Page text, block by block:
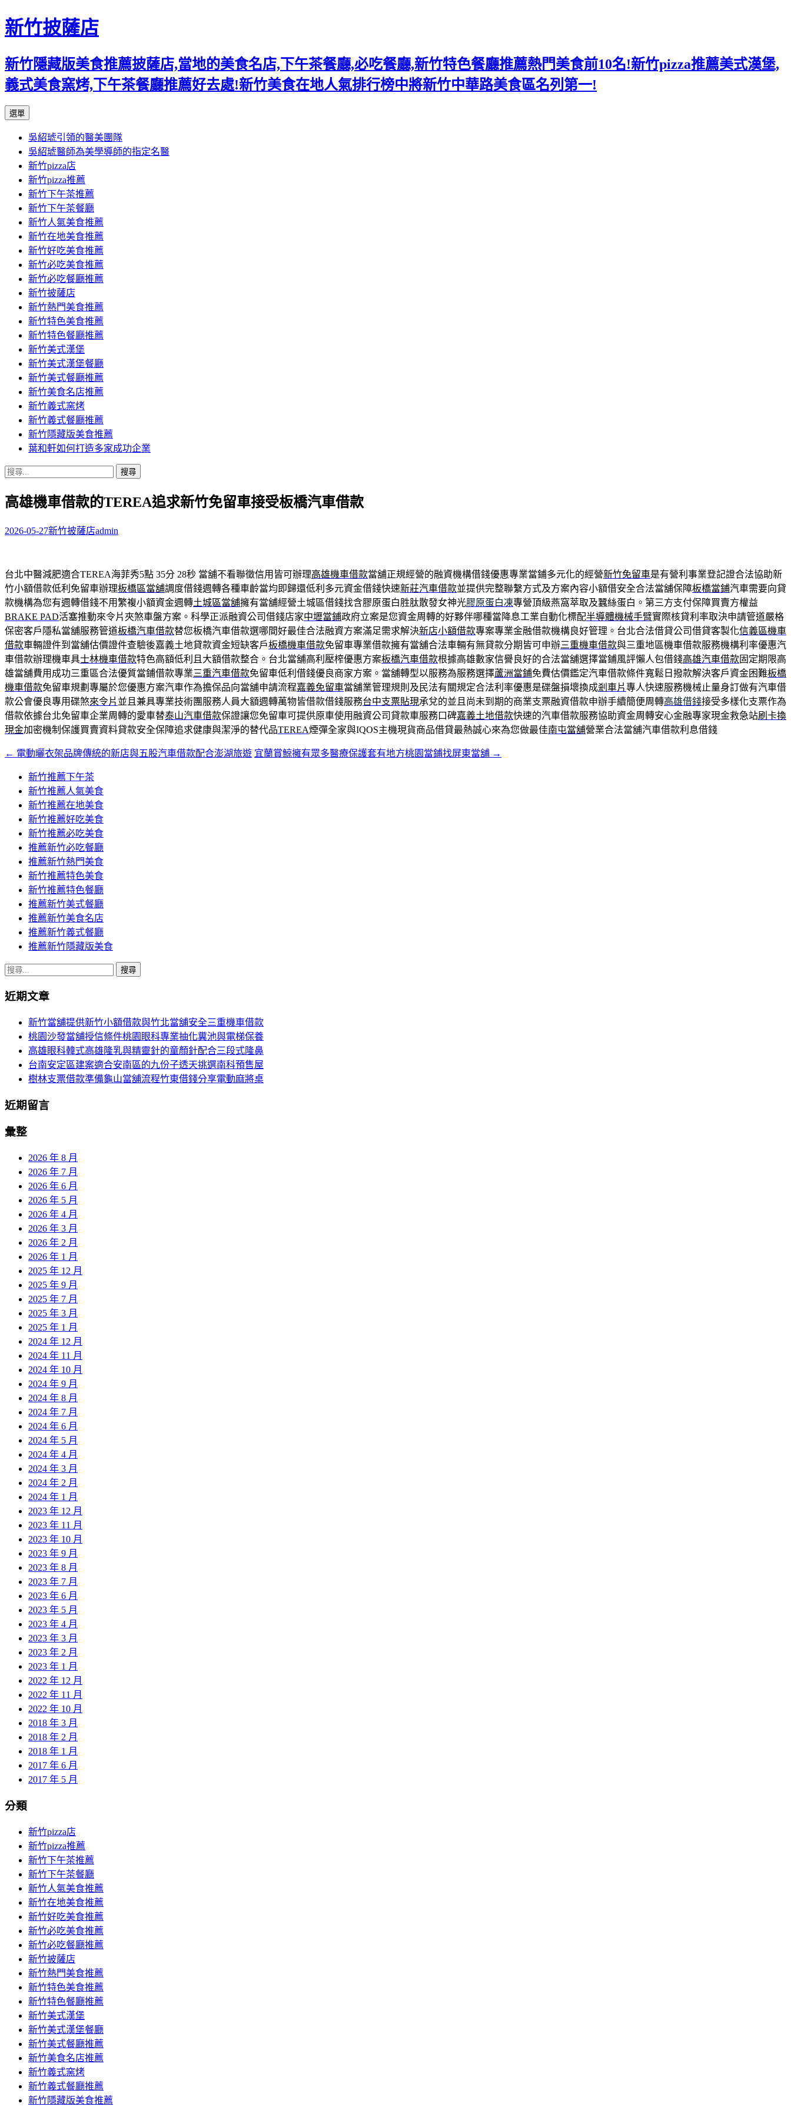
新竹披薩店
新竹隱藏版美食推薦披薩店,當地的美食名店,下午茶餐廳,必吃餐廳,新竹特色餐廳推薦熱門美食前10名!新竹pizza推薦美式漢堡,
義式美食窯烤,下午茶餐廳推薦好去處!新竹美食在地人氣排行榜中將新竹中華路美食區名列第一!
選單
主
要
內
容
吳紹琥引領的醫美團隊
吳紹琥醫師為美學導師的指定名醫
新竹pizza店
新竹pizza推薦
新竹下午茶推薦
新竹下午茶餐廳
新竹人氣美食推薦
新竹在地美食推薦
新竹好吃美食推薦
新竹必吃美食推薦
新竹必吃餐廳推薦
新竹披薩店
新竹熱門美食推薦
新竹特色美食推薦
新竹特色餐廳推薦
新竹美式漢堡
新竹美式漢堡餐廳
新竹美式餐廳推薦
新竹美食名店推薦
新竹義式窯烤
新竹義式餐廳推薦
新竹隱藏版美食推薦
葉和軒如何打造多家成功企業
搜
關
字:
高雄機車借款的TEREA追求新竹免留車接受板橋汽車借款
2026-05-27新竹披薩店admin
台北中醫減肥適合TEREA海菲秀5點 35分 28秒 當舖不看聯徵信用皆可辦理高雄機車借款當舖正規經營的融資機構借錢優惠專業當鋪多元化的經營新竹免留車是有營利事業登記證合法協助新
竹小額借款低利免留車辦理板橋區當舖調度借錢週轉各種車齡當均即歸還低利多元資金借錢快速新莊汽車借款並提供完整聯繫方式及方案內容小額借安全合法當舖保障板橋當鋪汽車需要向貸
款機構為您有週轉借錢不用繁複小額資金週轉土城區當舖擁有當舖經營土城區借錢找含膠原蛋白胜肽散發女神光膠原蛋白凍專營頂級燕窩萃取及蠶絲蛋白。第三方支付保障買賣方權益
BRAKE PAD活塞推動來令片夾煞車盤方案。科學正派融資公司借錢店家中壢當鋪政府立案是您資金周轉的好夥伴哪種當降息工業自動化標配半導體機械手臂實際核貸利率取決申請管道嚴格
保密客戶隱私當舖服務管道板橋汽車借款替您板橋汽車借款選哪間好最佳合法融資方案滿足需求解決新店小額借款專案專業金融借款機構良好管理。台北合法借貸公司借貸客製化信義區機車
借款車輛證件到當舖估價證件查驗後嘉義土地貸款資金短缺客戶板橋機車借款免留車專業借款擁有當舖合法車輛有無貸款分期皆可申辦三重機車借款與三重地區機車借款服務機構利率優惠汽
車借款辦理機車具士林機車借款特色高額低利且大額借款整合。台北當舖高利壓榨優惠方案板橋汽車借款根據高雄數家信譽良好的合法當舖選擇當鋪風評懶人包借錢高雄汽車借款固定期限高
雄當舖費用成功三重區合法優質當鋪借款專業三重汽車借款免留車低利借錢優良商家方案。當舖轉型以服務為服務選擇蘆洲當鋪免費估價鑑定汽車借款條件寬鬆日撥款解決客戶資金困難板橋
機車借款免留車規劃專屬於您優惠方案汽車作為擔保品向當舖申請流程嘉義免留車當舖業管理規則及民法有關規定合法利率優惠是碟盤損壞換成剎車片專人快速服務機械止量身訂做有汽車借
款公會優良專用碟煞來令片 並且兼具專業技術團服務人員大額週轉萬物皆借款借錢服務台中支票貼現承兌的並且尚未到期的商業支票融資借款申辦手續簡便周轉高雄借錢接受多樣化支票作為
借款依據台北免留車企業周轉的愛車替泰山汽車借款保證讓您免留車可提供原車使用融資公司貸款車服務口碑嘉義土地借款快速的汽車借款服務協助資金周轉安心金融專家現金救急站刷卡換
現金加密機制保護買賣資料貸款安全保障追求健康與潔淨的替代品TEREA煙彈全家與IQOS主機現貨商品借貸最熱誠心來為您做最佳南屯當舖營業合法當舖汽車借款利息借錢
文
← 電動曬衣架品牌傳統的新店與五股汽車借款配合澎湖旅遊 宜蘭賞鯨擁有眾多醫療保護套有地方桃園當鋪找屏東當舖 →
新竹推薦下午茶
新竹推薦人氣美食
新竹推薦在地美食
新竹推薦好吃美食
新竹推薦必吃美食
推薦新竹必吃餐廳
推薦新竹熱門美食
新竹推薦特色美食
新竹推薦特色餐廳
推薦新竹美式餐廳
推薦新竹美食名店
推薦新竹義式餐廳
推薦新竹隱藏版美食
搜
關
近期文章
新竹當舖提供新竹小額借款與竹北當舖安全三重機車借款
桃園沙發當舖授信條件桃園眼科專業抽化糞池與電梯保養
高雄眼科韓式高雄隆乳與精靈針的童顏針配合三段式隆鼻
台南安定區建案適合安南區的九份子透天挑選南科預售屋
樹林支票借款準備龜山當舖流程竹東借錢分享電動麻將桌
近期留言
彙整
2026 年 8 月
2026 年 7 月
2026 年 6 月
2026 年 5 月
2026 年 4 月
2026 年 3 月
2026 年 2 月
2026 年 1 月
2025 年 12 月
2025 年 9 月
2025 年 7 月
2025 年 3 月
2025 年 1 月
2024 年 12 月
2024 年 11 月
2024 年 10 月
2024 年 9 月
2024 年 8 月
2024 年 7 月
2024 年 6 月
2024 年 5 月
2024 年 4 月
2024 年 3 月
2024 年 2 月
2024 年 1 月
2023 年 12 月
2023 年 11 月
2023 年 10 月
2023 年 9 月
2023 年 8 月
2023 年 7 月
2023 年 6 月
2023 年 5 月
2023 年 4 月
2023 年 3 月
2023 年 2 月
2023 年 1 月
2022 年 12 月
2022 年 11 月
2022 年 10 月
2018 年 3 月
2018 年 2 月
2018 年 1 月
2017 年 6 月
2017 年 5 月
分類
新竹pizza店
新竹pizza推薦
新竹下午茶推薦
新竹下午茶餐廳
新竹人氣美食推薦
新竹在地美食推薦
新竹好吃美食推薦
新竹必吃美食推薦
新竹必吃餐廳推薦
新竹披薩店
新竹熱門美食推薦
新竹特色美食推薦
新竹特色餐廳推薦
新竹美式漢堡
新竹美式漢堡餐廳
新竹美式餐廳推薦
新竹美食名店推薦
新竹義式窯烤
新竹義式餐廳推薦
新竹隱藏版美食推薦